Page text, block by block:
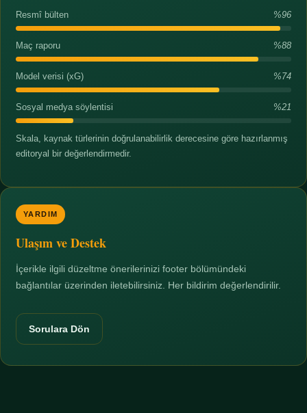
Resmî bülten %96
Maç raporu %88
Model verisi (xG) %74
Sosyal medya söylentisi %21
Skala, kaynak türlerinin doğrulanabilirlik derecesine göre hazırlanmış
editoryal bir değerlendirmedir.
YARDIM
Ulaşım ve Destek
İçerikle ilgili düzeltme önerilerinizi footer bölümündeki
bağlantılar üzerinden iletebilirsiniz. Her bildirim değerlendirilir.
Sorulara Dön